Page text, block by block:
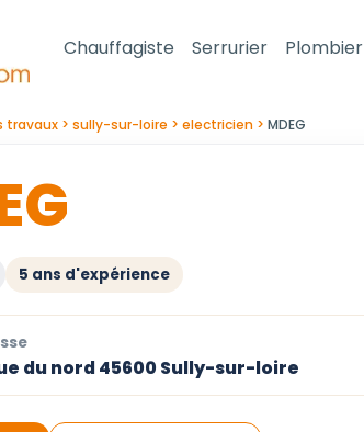
Chauffagiste Serrurier Plombier
travaux sully-sur-loire electricien MDEG
5 ans d'expérience
du nord 45600 Sully-sur-loire